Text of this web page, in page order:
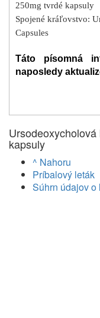
250mg tvrdé kapsuly
Spojené kráľovstvo:
Capsules
Táto písomná
naposledy
kapsuly
^ Nahoru
Príbalový leták
Súhrn údajov o